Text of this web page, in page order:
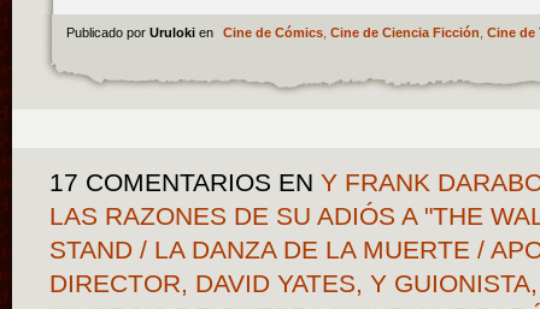
Publicado por Uruloki en Cine de Cómics, Cine de Ciencia Ficción Cine de
17 COMENTARIOS EN Y FRANK
LAS RAZONES DE SU ADIÓS A "THE
STAND / LA DANZA DE LA MUERTE /
DIRECTOR, DAVID YATES, Y